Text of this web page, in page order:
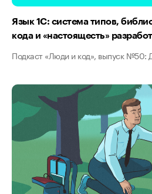
Язык 1С: система типов,
кода и «настоящесть»
Подкаст «Люди и код», выпуск №50: